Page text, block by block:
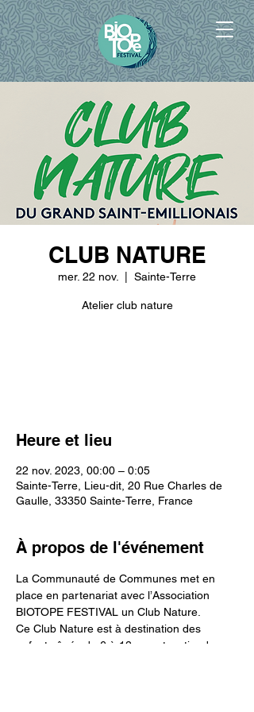
CLUB NATURE
mer. 22 nov. Sainte-Terre
Atelier club nature
Heure et lieu
22 nov. 2023, 00:00 – 0:05
Sainte-Terre, Lieu-dit, 20 Rue Charles de
Gaulle, 33350 Sainte-Terre, France
À propos de l'événement
La Communauté de Communes met en
place en partenariat avec l’Association
BIOTOPE FESTIVAL un Club Nature.
Ce Club Nature est à destination des
enfants âgés de 6 à 12 ans et se tiendra un